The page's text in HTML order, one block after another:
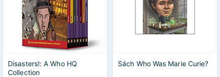
Disasters!: A Who HQ
Collection
Sách Who Was Marie Curie?